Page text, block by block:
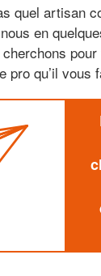
quel artisan
en
pro qu’il vous